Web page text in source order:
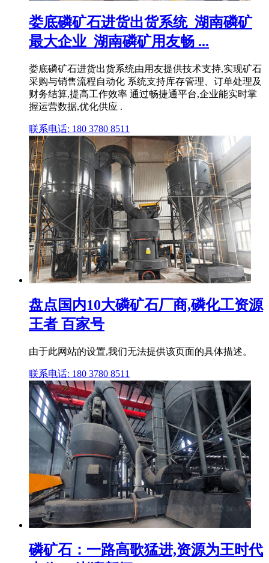
娄底磷矿石进货出货系统_湖南磷矿
最大企业_湖南磷矿用友畅 ...
娄底磷矿石进货出货系统由用友提供技术支持,实现矿石
采购与销售流程自动化 系统支持库存管理、订单处理及
财务结算,提高工作效率 通过畅捷通平台,企业能实时掌
握运营数据,优化供应 .
联系电话: 180 3780 8511
盘点国内10大磷矿石厂商,磷化工资源
王者 百家号
由于此网站的设置,我们无法提供该页面的具体描述。
联系电话: 180 3780 8511
磷矿石：一路高歌猛进,资源为王时代